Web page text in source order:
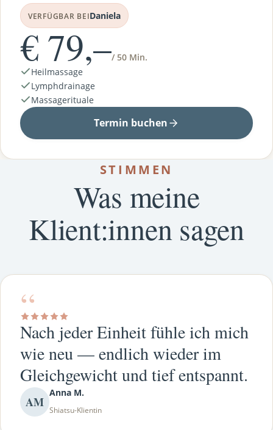
VERFÜGBAR BEIDaniela
€ 79,–/ 50 Min.
Heilmassage
Lymphdrainage
Massagerituale
Termin buchen
STIMMEN
Was meine
Klient:innen sagen
“
Nach jeder Einheit fühle ich mich
wie neu — endlich wieder im
Gleichgewicht und tief entspannt.
AM
Anna M.
Shiatsu-Klientin